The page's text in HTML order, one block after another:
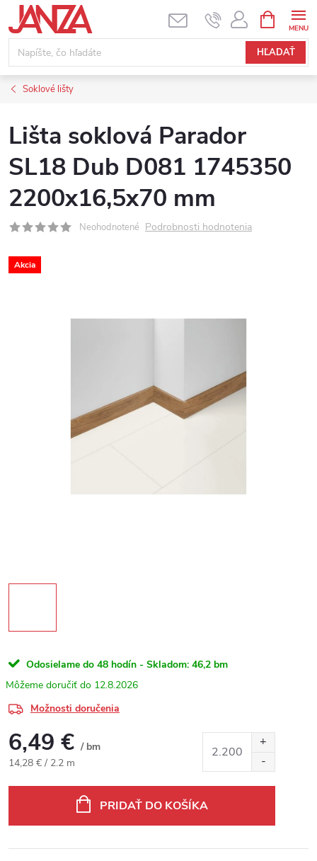
Prejsť na obsah
HĽADAŤ
Soklové lišty
Lišta soklová Parador
SL18 Dub D081 1745350
2200x16,5x70 mm
Neohodnotené Podrobnosti hodnotenia
Akcia
Odosielame do 48 hodín - Skladom: 46,2 bm
12.8.2026
Možnosti doručenia
6,49 € / bm
Jednotková cena:
14,28 € / 2.2 m
PRIDAŤ DO KOŠÍKA